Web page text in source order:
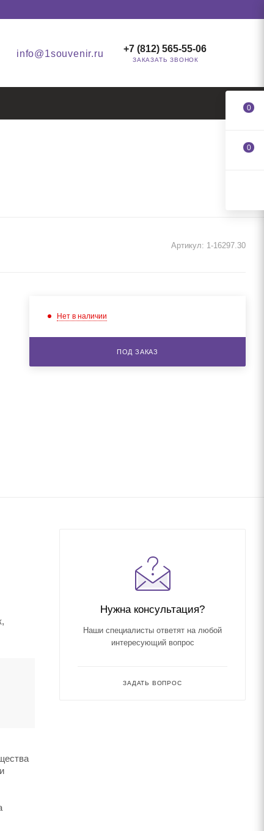
info@1souvenir.ru +7 (812) 565-55-06
ЗАКАЗАТЬ ЗВОНОК
Артикул: 1-16297.30
Нет в наличии
ПОД ЗАКАЗ
Нужна консультация?
Наши специалисты ответят на любой
интересующий вопрос
ЗАДАТЬ ВОПРОС
0
0